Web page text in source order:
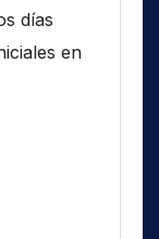
días
en